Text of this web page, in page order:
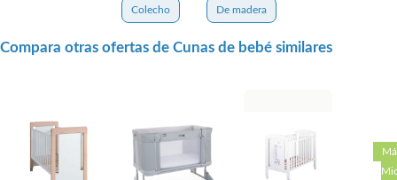
Colecho De madera
Compara otras ofertas de Cunas de bebé similares